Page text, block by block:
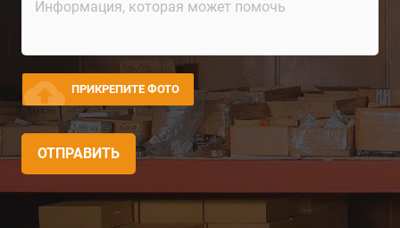
cloud_upload ПРИКРЕПИТЕ ФОТО
ОТПРАВИТЬ